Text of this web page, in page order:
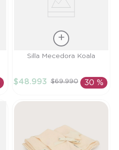
TallaSilla Mecedora Koala
$48.993 $69.990 30 %